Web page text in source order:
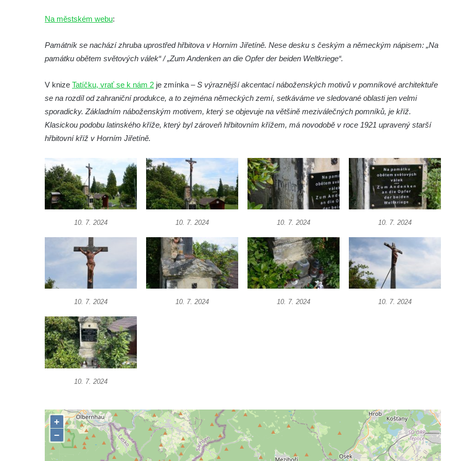
Pomník obětem 2. světové války v Plavu
Plavu
Kenotaf Pepiho Meisela na hřbitově v
Kenotaf Leopolda Malata na hřbitově v
Dolním Podluží
Kenotaf Antona Klause na hřbitově v
Dolním Podluží
Dolním Podluží
Kenotaf Josefa Stolle na hřbitově v Dolním
Podluží
Pomník obětem 1. světové války na
židovském hřbitově v Mostě
Hrob Aloise Podrábského na hřbitově v
Račicích
Pamětní deska Miroslava Švice na domě
čp. 43 v Lužci nad Vltavou
Pomník obětem 2. světové války v ulici 1.
Pomník obětem válek v ulici 1. máje v Lužci
nad Vltavou
Hrob Vladislava Neumana v Hostíně u
Vojkovic
Kenotaf Václava Floriána na hřbitově v
Lužci nad Vltavou
Kenotaf Miloslava Švice na hřbitově v Lužci
nad Vltavou
Na městském webu:
Památník se nachází zhruba uprostřed hřbitova v Horním Jiřetíně. Nese desku s českým a německým nápisem: „Na
památku obětem světových válek“ / „Zum Andenken an die Opfer der beiden Weltkriege“.
V knize Tatíčku, vrať se k nám 2 je zmínka –S výraznější akcentací náboženských motivů v pomníkové architektuře
se na rozdíl od zahraniční produkce, a to zejména německých zemí, setkáváme ve sledované oblasti jen velmi
sporadicky. Základním náboženským motivem, který se objevuje na většině meziválečných pomníků, je kříž.
Klasickou podobu latinského kříže, který byl zároveň hřbitovním křížem, má novodobě v roce 1921 upravený starší
hřbitovní kříž v Horním Jiřetíně.
10. 7. 2024 10. 7. 2024 10. 7. 2024 10. 7. 2024
10. 7. 2024 10. 7. 2024 10. 7. 2024 10. 7. 2024
10. 7. 2024